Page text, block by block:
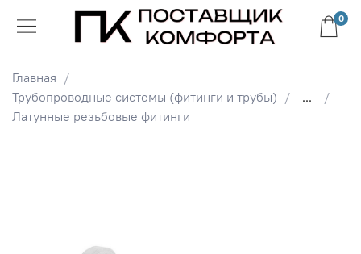
0
Главная
Трубопроводные системы (фитинги и трубы)
...
Латунные резьбовые фитинги